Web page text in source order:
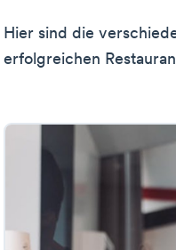
Hier sind die
erfolgreichen